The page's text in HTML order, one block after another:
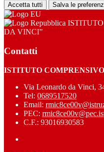
Accetta tutti Salva le
DA VINCI”
Contatti
ISTITUTO
Via Leonardo da Vinci,
Tel: 0689517520
Email:
PEC:
C.F.: 93016930583